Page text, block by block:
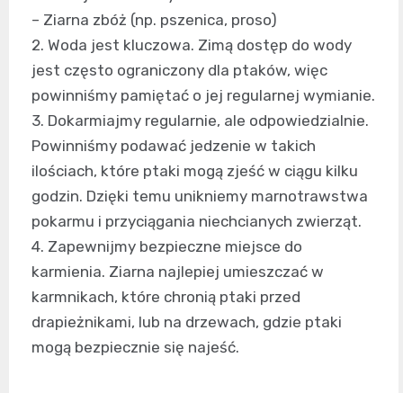
– Ziarna zbóż (np. pszenica, proso)
2. Woda jest kluczowa. Zimą dostęp do wody
jest często ograniczony dla ptaków, więc
powinniśmy pamiętać o jej regularnej wymianie.
3. Dokarmiajmy regularnie, ale odpowiedzialnie.
Powinniśmy podawać jedzenie w takich
ilościach, które ptaki mogą zjeść w ciągu kilku
godzin. Dzięki temu unikniemy marnotrawstwa
pokarmu i przyciągania niechcianych zwierząt.
4. Zapewnijmy bezpieczne miejsce do
karmienia. Ziarna najlepiej umieszczać w
karmnikach, które chronią ptaki przed
drapieżnikami, lub na drzewach, gdzie ptaki
mogą bezpiecznie się najeść.